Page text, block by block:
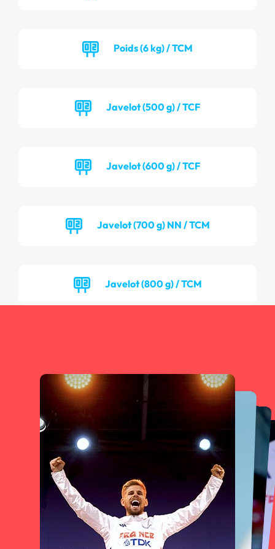
Poids (6 kg) / TCM
Javelot (500 g) / TCF
Javelot (600 g) / TCF
Javelot (700 g) NN / TCM
Javelot (800 g) / TCM